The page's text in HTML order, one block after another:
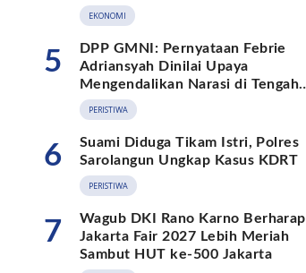
hingga Miliarder
EKONOMI
5
DPP GMNI: Pernyataan Febrie
Adriansyah Dinilai Upaya
Mengendalikan Narasi di Tengah
Deretan Fakta yang Belum
Terjawab
PERISTIWA
6
Suami Diduga Tikam Istri, Polres
Sarolangun Ungkap Kasus KDRT
PERISTIWA
7
Wagub DKI Rano Karno Berharap
Jakarta Fair 2027 Lebih Meriah
Sambut HUT ke-500 Jakarta